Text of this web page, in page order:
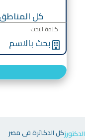
كلمة البحث
الدكتورزكل الدكاترة في مصر